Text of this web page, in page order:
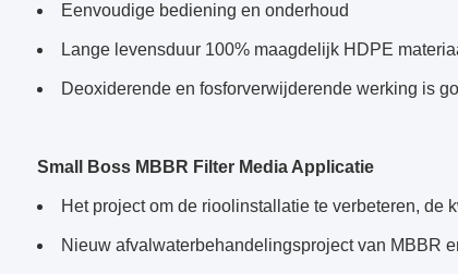
Eenvoudige bediening en onderhoud
Lange levensduur 100% maagdelijk HDPE
Deoxiderende en fosforverwijderende werking is
Small Boss MBBR Filter Media Applicatie
Het project om de rioolinstallatie te verbeteren, de
Nieuw afvalwaterbehandelingsproject van MBBR